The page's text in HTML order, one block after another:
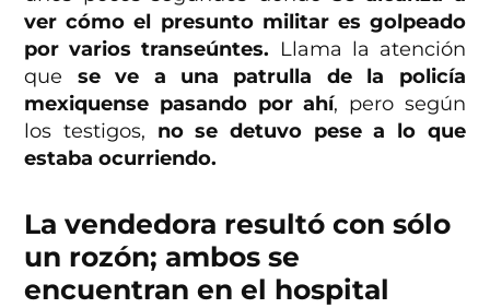
ver cómo el presunto militar es golpeado
por varios transeúntes. Llama la atención
que se ve a una patrulla de la policía
mexiquense pasando por ahí, pero según
los testigos, no se detuvo pese a lo que
estaba ocurriendo.
La vendedora resultó con sólo
un rozón; ambos se
encuentran en el hospital